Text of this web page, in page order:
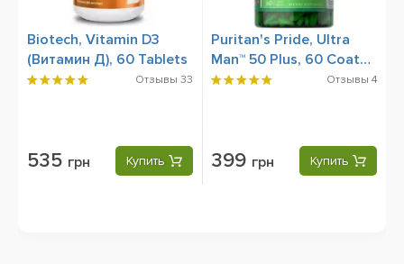
Biotech, Vitamin D3
(Витамин Д), 60 Tablets
Отзывы 33
535 грн Купить
Puritan's Pride, Ultra
Man™ 50 Plus, 60 Сoated
Сaplets
Отзывы 4
399 грн Купить